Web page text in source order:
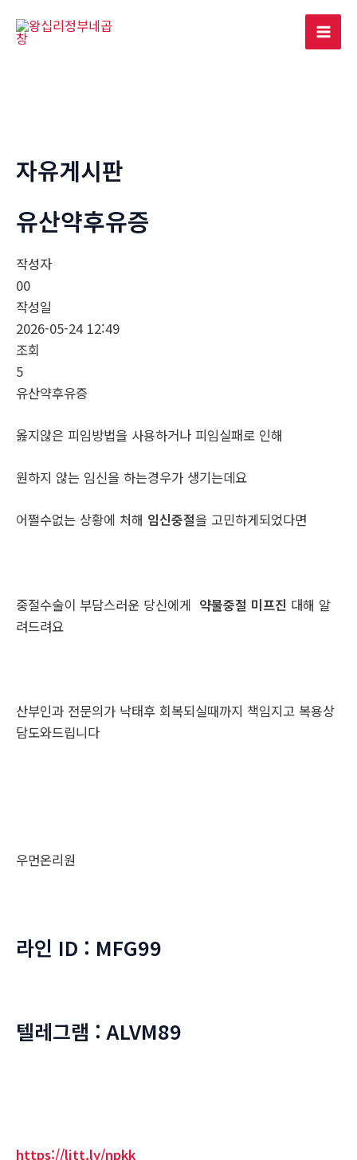
Main
자유게시판
유산약후유증
작성자
00
작성일
2026-05-24 12:49
조회
5
유산약후유증
옳지않은 피임방법을 사용하거나 피임실패로 인해
원하지 않는 임신을 하는경우가 생기는데요
어쩔수없는 상황에 처해 임신중절을 고민하게되었다면
중절수술이 부담스러운 당신에게 약물중절 미프진 대해 알
려드려요
산부인과 전문의가 낙태후 회복되실때까지 책임지고 복용상
담도와드립니다
우먼온리원
라인 ID : MFG99
텔레그램 : ALVM89
https://litt.ly/npkk